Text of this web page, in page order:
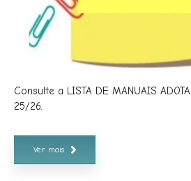
Consulte a LISTA DE MANUAIS
25/26.
Ver mais